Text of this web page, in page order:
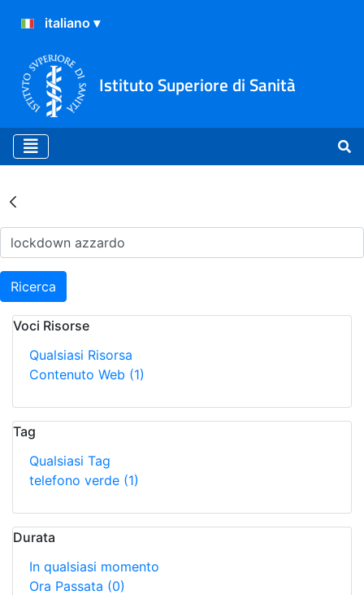
Istituto Superiore di Sanità
Risultati della Ricerca -
Ricerca
Voci Risorse
Qualsiasi Risorsa
Contenuto Web (1)
Tag
Qualsiasi Tag
telefono verde (1)
Durata
In qualsiasi momento
Ora Passata (0)